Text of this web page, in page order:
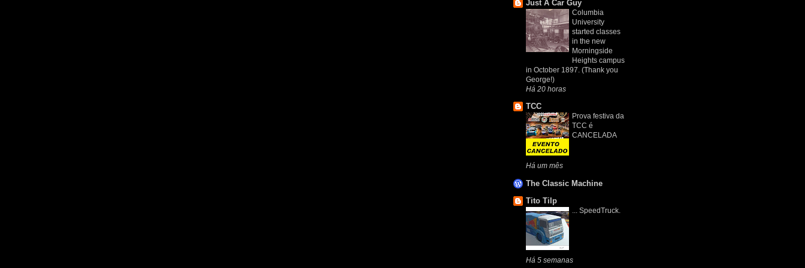
Just A Car Guy
Columbia
University
started classes
in the new
Morningside
Heights campus
in October 1897. (Thank you
George!)
Há 20 horas
TCC
Prova festiva da
TCC é
CANCELADA
Há um mês
The Classic Machine
Tito Tilp
... SpeedTruck.
Há 5 semanas